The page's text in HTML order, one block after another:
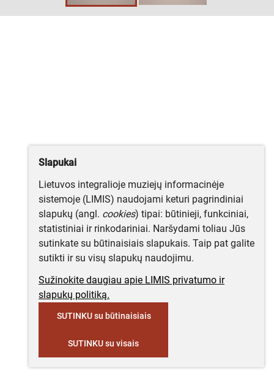
Slapukai
Lietuvos integralioje muziejų informacinėje
sistemoje (LIMIS) naudojami keturi pagrindiniai
slapukų (angl. cookies) tipai: būtinieji, funkciniai,
statistiniai ir rinkodariniai. Naršydami toliau Jūs
sutinkate su būtinaisiais slapukais. Taip pat galite
sutikti ir su visų slapukų naudojimu.
Sužinokite daugiau apie LIMIS privatumo ir
slapukų politiką.
SUTINKU su būtinaisiais
SUTINKU su visais